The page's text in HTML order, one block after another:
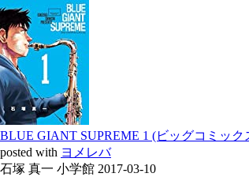
BLUE GIANT SUPREME 1 (ビッグコミック
posted with ヨメレバ
石塚 真一 小学館 2017-03-10